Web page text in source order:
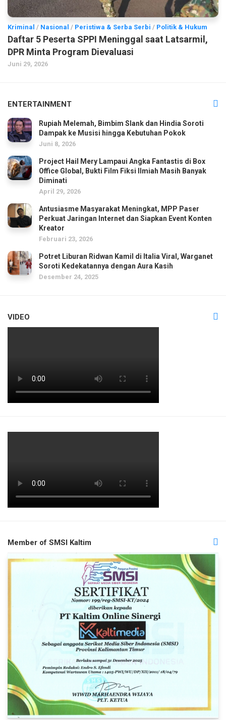
Kriminal / Nasional / Peristiwa & Serba Serbi / Politik & Hukum
Daftar 5 Peserta SPPI Meninggal saat Latsarmil,
DPR Minta Program Dievaluasi
Juni 29, 2026
ENTERTAINMENT
Rupiah Melemah, Bimbim Slank dan Hindia Soroti
Dampak ke Musisi hingga Kebutuhan Pokok
Juni 8, 2026
Project Hail Mery Lampaui Angka Fantastis di Box
Office Global, Bukti Film Fiksi Ilmiah Masih Banyak
Diminati
April 29, 2026
Antusiasme Masyarakat Meningkat, MPP Paser
Perkuat Jaringan Internet dan Siapkan Event Konten
Kreator
Februari 23, 2026
Potret Liburan Ridwan Kamil di Italia Viral, Warganet
Soroti Kedekatannya dengan Aura Kasih
Desember 24, 2025
VIDEO
Member of SMSI Kaltim